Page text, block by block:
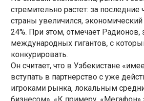
стремительно растет: за
страны увеличился, экономический
24%. При этом, отмечает Радионов,
международных гигантов, с
конкурировать.
Он считает, что в Узбекистане
вступать в партнерство с уже
игроками рынка, локальным